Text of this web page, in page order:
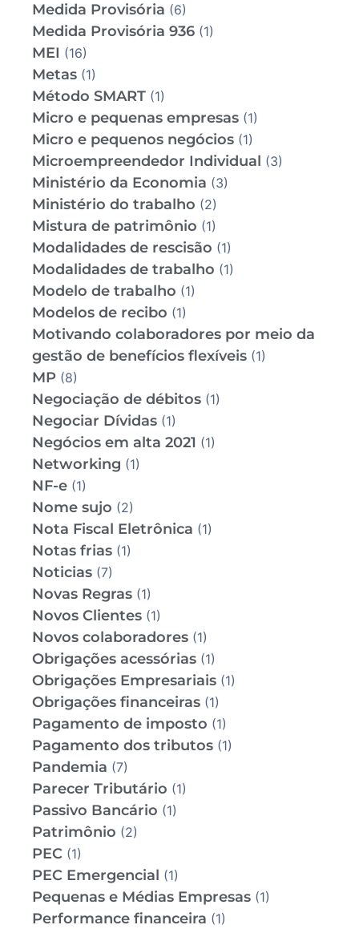
Medida Provisória (6)
Medida Provisória 936 (1)
MEI (16)
Metas (1)
Método SMART (1)
Micro e pequenas empresas (1)
Micro e pequenos negócios (1)
Microempreendedor Individual (3)
Ministério da Economia (3)
Ministério do trabalho (2)
Mistura de patrimônio (1)
Modalidades de rescisão (1)
Modalidades de trabalho (1)
Modelo de trabalho (1)
Modelos de recibo (1)
Motivando colaboradores por meio da
gestão de benefícios flexíveis (1)
MP (8)
Negociação de débitos (1)
Negociar Dívidas (1)
Negócios em alta 2021 (1)
Networking (1)
NF-e (1)
Nome sujo (2)
Nota Fiscal Eletrônica (1)
Notas frias (1)
Noticias (7)
Novas Regras (1)
Novos Clientes (1)
Novos colaboradores (1)
Obrigações acessórias (1)
Obrigações Empresariais (1)
Obrigações financeiras (1)
Pagamento de imposto (1)
Pagamento dos tributos (1)
Pandemia (7)
Parecer Tributário (1)
Passivo Bancário (1)
Patrimônio (2)
PEC (1)
PEC Emergencial (1)
Pequenas e Médias Empresas (1)
Performance financeira (1)